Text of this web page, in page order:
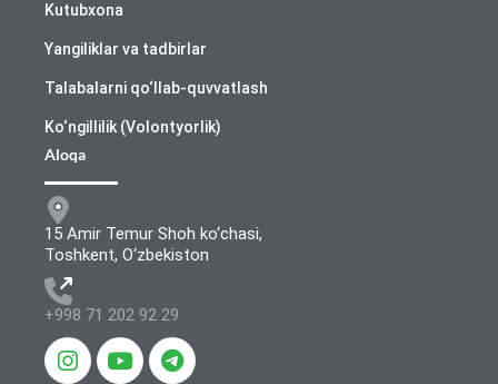
Kutubxona
Yangiliklar va tadbirlar
Talabalarni qo‘llab-quvvatlash
Ko‘ngillilik (Volontyorlik)
Aloqa
15 Amir Temur Shoh ko‘chasi,
Toshkent, O‘zbekiston
+998 71 202 92 29